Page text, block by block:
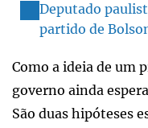
Deputado
partido de
Como a ideia de um
governo ainda
São duas hipóteses